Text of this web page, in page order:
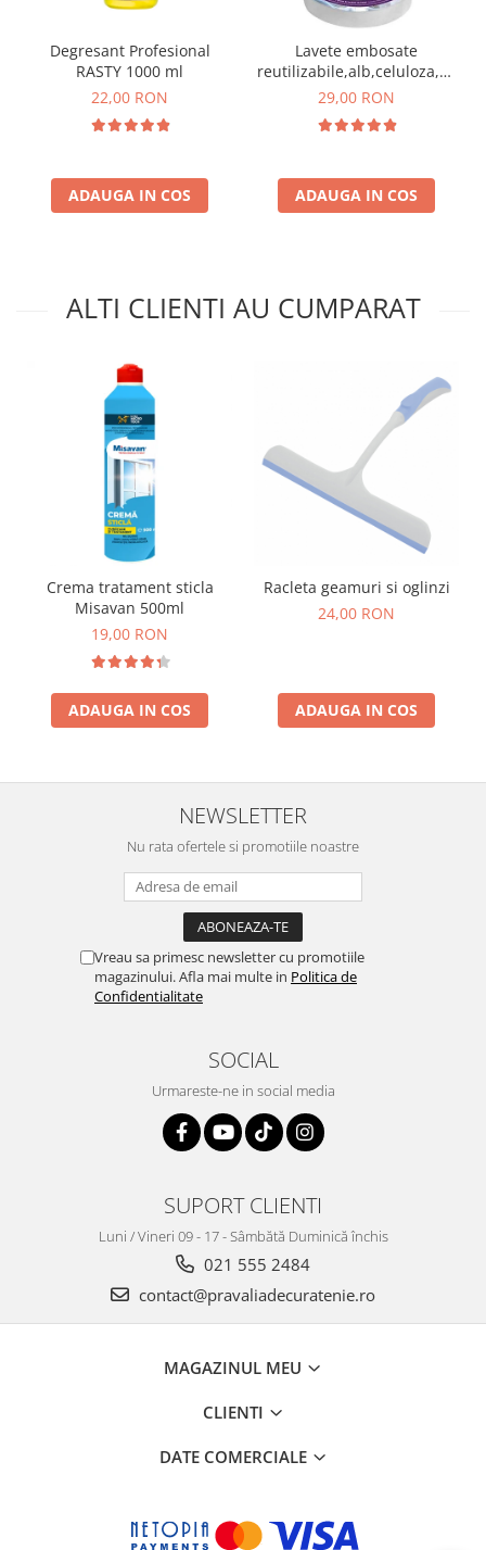
Degresant Profesional
RASTY 1000 ml
22,00 RON
ADAUGA IN COS
Lavete embosate
reutilizabile,alb,celuloza,30
x 20 cm,rola 75 bucati
29,00 RON
ADAUGA IN COS
ALTI CLIENTI AU CUMPARAT
Crema tratament sticla
Misavan 500ml
19,00 RON
ADAUGA IN COS
Racleta geamuri si oglinzi
24,00 RON
ADAUGA IN COS
NEWSLETTER
Nu rata ofertele si promotiile noastre
Vreau sa primesc newsletter cu promotiile
magazinului. Afla mai multe in Politica de
Confidentialitate
SOCIAL
Urmareste-ne in social media
SUPORT CLIENTI
Luni / Vineri 09 - 17 - Sâmbătă Duminică închis
021 555 2484
contact@pravaliadecuratenie.ro
MAGAZINUL MEU
CLIENTI
DATE COMERCIALE